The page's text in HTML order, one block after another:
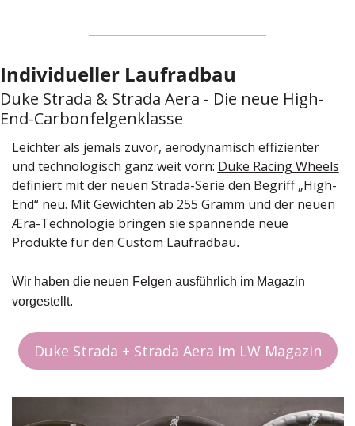
Individueller Laufradbau
Duke Strada & Strada Aera - Die neue High-
End-Carbonfelgenklasse
Leichter als jemals zuvor, aerodynamisch effizienter
und technologisch ganz weit vorn: Duke Racing Wheels
definiert mit der neuen Strada-Serie den Begriff „High-
End“ neu. Mit Gewichten ab 255 Gramm und der neuen
Æra-Technologie bringen sie spannende neue
Produkte für den Custom Laufradbau.
Wir haben die neuen Felgen ausführlich im Magazin
vorgestellt.
Duke Strada + Strada Aera im LW Magazin